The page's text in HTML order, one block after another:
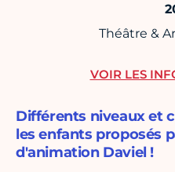
Théâtre &
Différents niveaux et
les enfants proposés
d'animation Daviel !
VOIR LES